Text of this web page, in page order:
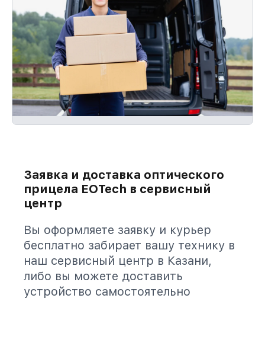
Заявка и доставка оптического
прицела EOTech в сервисный
центр
Вы оформляете заявку и курьер
бесплатно забирает вашу технику в
наш сервисный центр в Казани,
либо вы можете доставить
устройство самостоятельно